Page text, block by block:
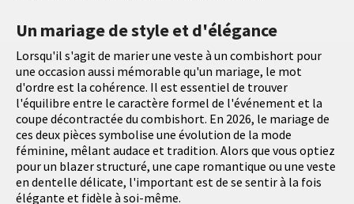
Un mariage de style et d'élégance
Lorsqu'il s'agit de marier une veste à un combishort pour
une occasion aussi mémorable qu'un mariage, le mot
d'ordre est la cohérence. Il est essentiel de trouver
l'équilibre entre le caractère formel de l'événement et la
coupe décontractée du combishort. En 2026, le mariage de
ces deux pièces symbolise une évolution de la mode
féminine, mêlant audace et tradition. Alors que vous optiez
pour un blazer structuré, une cape romantique ou une veste
en dentelle délicate, l'important est de se sentir à la fois
élégante et fidèle à soi-même.